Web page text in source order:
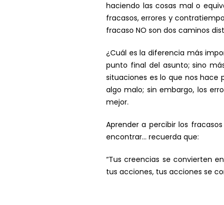
haciendo las cosas mal o
fracasos, errores y
fracaso NO son dos caminos
¿Cuál es la diferencia más
punto final del asunto; sino
situaciones es lo que nos hace
algo malo; sin embargo, los
mejor.
Aprender a percibir los
encontrar… recuerda que:
“Tus creencias se convierten
tus acciones, tus acciones se